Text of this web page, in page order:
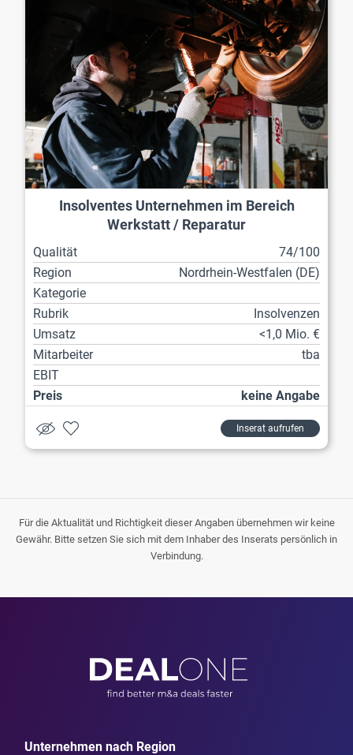
Insolventes Unternehmen im Bereich
Werkstatt / Reparatur
Qualität
74/100
Region
Nordrhein-Westfalen (DE)
Kategorie
Rubrik
Insolvenzen
Umsatz
<1,0 Mio. €
Mitarbeiter
tba
EBIT
Preis
keine Angabe
Inserat aufrufen
Für die Aktualität und Richtigkeit dieser Angaben übernehmen wir keine
Gewähr. Bitte setzen Sie sich mit dem Inhaber des Inserats persönlich in
Verbindung.
Unternehmen nach Region